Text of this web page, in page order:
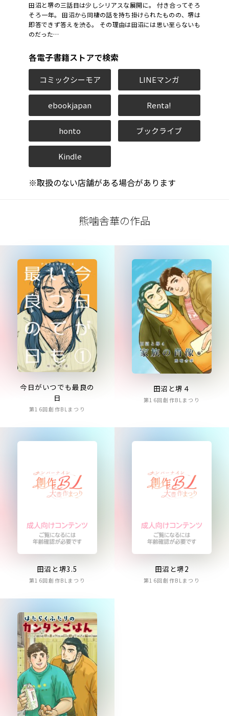
田沼と堺の三話目は少しシリアスな展開に。 付き合ってそろ
そろ一年。 田沼から同棲の話を持ち掛けられたものの、堺は
即答できず答えを渋る。 その理由は田沼には思い至らないも
のだった…
各電子書籍ストアで検索
コミックシーモア LINEマンガ
ebookjapan Renta!
honto ブックライブ
Kindle
※取扱のない店舗がある場合があります
熊噛舎華の作品
今日がいつでも最良の
日
第16回創作BLまつり
田沼と堺４
第16回創作BLまつり
田沼と堺3.5
第16回創作BLまつり
田沼と堺2
第16回創作BLまつり